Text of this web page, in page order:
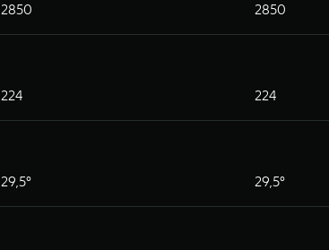
2850 2850
224 224
29,5° 29,5°